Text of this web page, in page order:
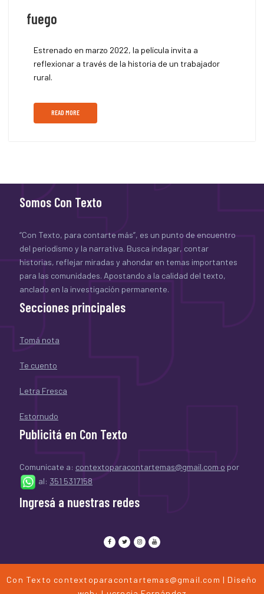
fuego
Estrenado en marzo 2022, la película invita a
reflexionar a través de la historia de un trabajador
rural.
READ MORE
Somos Con Texto
“Con Texto, para contarte más”, es un punto de encuentro
del periodismo y la narrativa. Busca indagar, contar
historias, reflejar miradas y ahondar en temas importantes
para las comunidades. Apostando a la calidad del texto,
anclado en la investigación permanente.
Secciones principales
Tomá nota
Te cuento
Letra Fresca
Estornudo
Publicitá en Con Texto
Comunicate a: contextoparacontartemas@gmail.com o por
al: 351 5317158
Ingresá a nuestras redes
Con Texto contextoparacontartemas@gmail.com | Diseño